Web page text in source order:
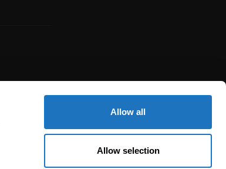
Allow all
Allow selection